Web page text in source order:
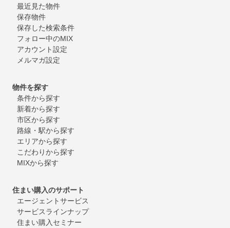
最近見た物件
保存物件
保存した検索条件
フォロー中のMIX
アカウント設定
メルマガ設定
物件を探す
条件から探す
新着から探す
市区から探す
路線・駅から探す
エリアから探す
こだわりから探す
MIXから探す
住まい購入のサポート
エージェントサービス
サービスラインナップ
住まい購入セミナー